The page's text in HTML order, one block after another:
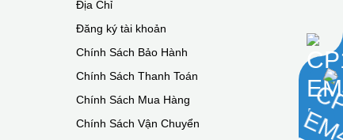
Địa Chỉ
Đăng ký tài khoản
Chính Sách Bảo Hành
Chính Sách Thanh Toán
Chính Sách Mua Hàng
Chính Sách Vận Chuyển